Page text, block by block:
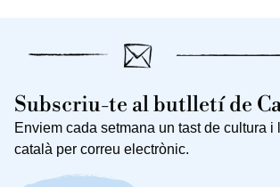
Subscriu-te al butlletí de
Enviem cada setmana un tast de cultura i
català per correu electrònic.